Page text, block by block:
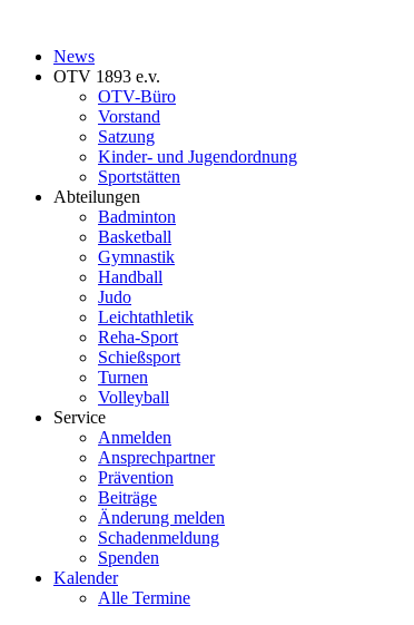
News
OTV 1893 e.v.
OTV-Büro
Vorstand
Satzung
Kinder- und Jugendordnung
Sportstätten
Abteilungen
Badminton
Basketball
Gymnastik
Handball
Judo
Leichtathletik
Reha-Sport
Schießsport
Turnen
Volleyball
Service
Anmelden
Ansprechpartner
Prävention
Beiträge
Änderung melden
Schadenmeldung
Spenden
Kalender
Alle Termine